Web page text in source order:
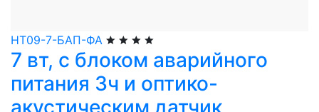
НТ09-7-БАП-ФА
7 вт, с блоком аварийного
питания 3ч и оптико-